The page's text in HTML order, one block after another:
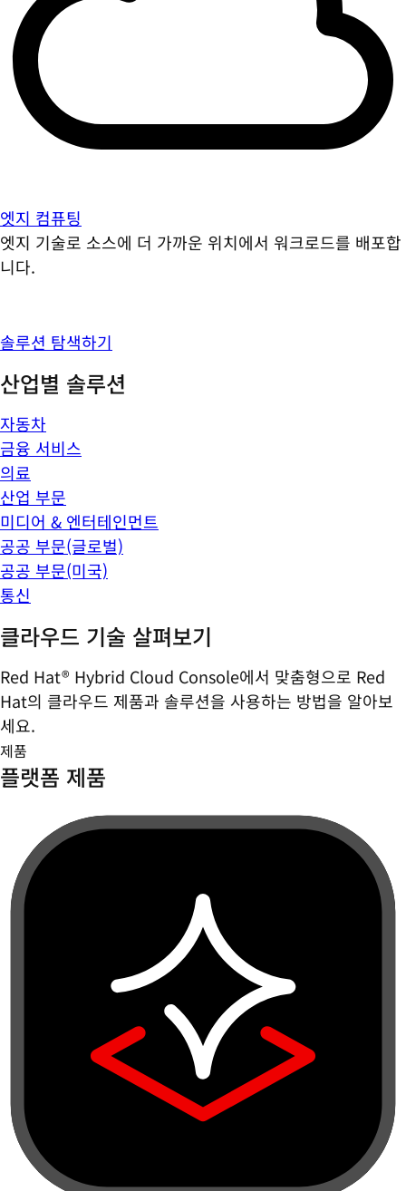
엣지 컴퓨팅
엣지 기술로 소스에 더 가까운 위치에서 워크로드를 배포합
니다.
솔루션 탐색하기
산업별 솔루션
자동차
금융 서비스
의료
산업 부문
미디어 & 엔터테인먼트
공공 부문(글로벌)
공공 부문(미국)
통신
클라우드 기술 살펴보기
Red Hat® Hybrid Cloud Console에서 맞춤형으로 Red
Hat의 클라우드 제품과 솔루션을 사용하는 방법을 알아보
세요.
제품
플랫폼 제품